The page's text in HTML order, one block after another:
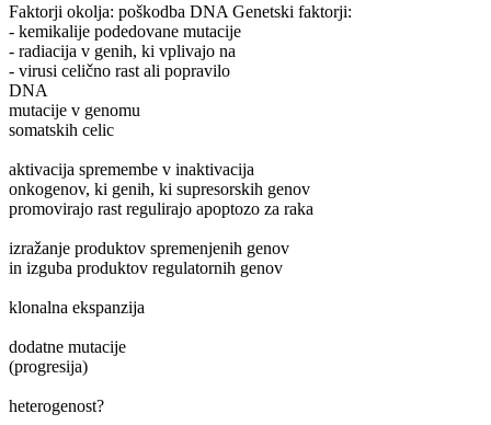
Faktorji okolja: poškodba DNA Genetski faktorji:
- kemikalije podedovane mutacije
- radiacija v genih, ki vplivajo na
- virusi celično rast ali popravilo
DNA
mutacije v genomu
somatskih celic
aktivacija spremembe v inaktivacija
onkogenov, ki genih, ki supresorskih genov
promovirajo rast regulirajo apoptozo za raka
izražanje produktov spremenjenih genov
in izguba produktov regulatornih genov
klonalna ekspanzija
dodatne mutacije
(progresija)
heterogenost?